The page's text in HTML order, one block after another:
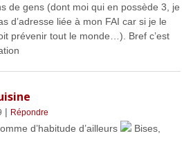
de gens (dont moi qui en possède 3, je
d’adresse liée à mon FAI car si je le
prévenir tout le monde…). Bref c’est
| Répondre
d’habitude d’ailleurs
Bises,